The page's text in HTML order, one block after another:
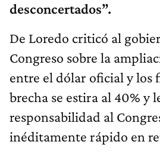
desconcertados”.
De Loredo criticó al
Congreso sobre la
entre el dólar oficial y los
brecha se estira al 40% y
responsabilidad al
inéditamente rápido en